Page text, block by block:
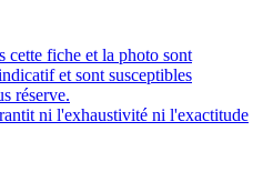
cette fiche et la photo sont
et sont susceptibles
réserve.
ni l'exhaustivité ni l'exactitude